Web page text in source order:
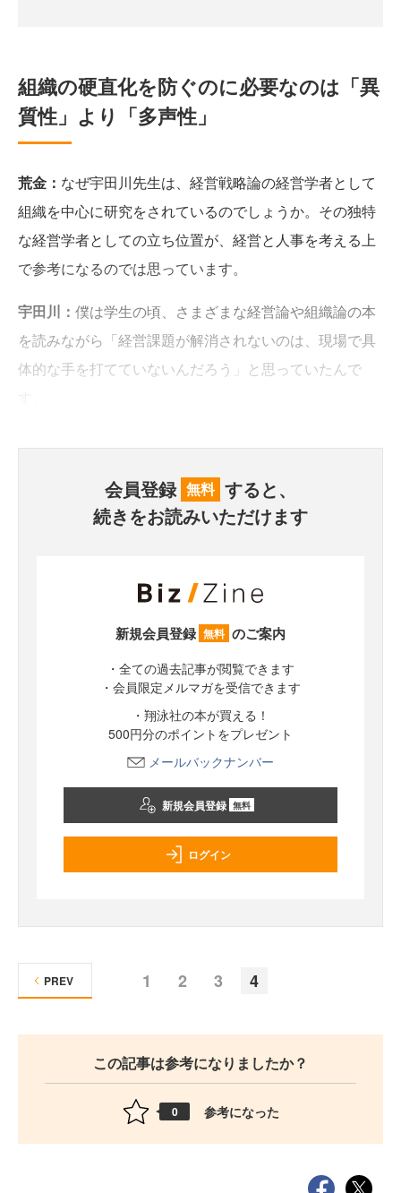
組織の硬直化を防ぐのに必要なのは「異
質性」より「多声性」
荒金： なぜ宇田川先生は、経営戦略論の経営学者として
組織を中心に研究をされているのでしょうか。その独特
な経営学者としての立ち位置が、経営と人事を考える上
で参考になるのでは思っています。
宇田川： 僕は学生の頃、さまざまな経営論や組織論の本
を読みながら「経営課題が解消されないのは、現場で具
体的な手を打てていないんだろう」と思っていたんで
会員登録 無料 すると、
続きをお読みいただけます
新規会員登録 無料 のご案内
・全ての過去記事が閲覧できます
・会員限定メルマガを受信できます
・翔泳社の本が買える！
500円分のポイントをプレゼント
メールバックナンバー
新規会員登録 無料
ログイン
1 2 3 4
PREV
この記事は参考になりましたか？
0 参考になった